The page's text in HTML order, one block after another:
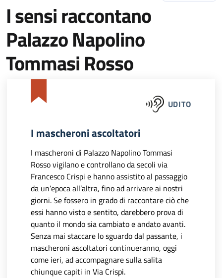
I sensi raccontano
Palazzo Napolino
Tommasi Rosso
UDITO
I mascheroni ascoltatori
I mascheroni di Palazzo Napolino Tommasi
Rosso vigilano e controllano da secoli via
Francesco Crispi e hanno assistito al passaggio
da un’epoca all’altra, fino ad arrivare ai nostri
giorni. Se fossero in grado di raccontare ciò che
essi hanno visto e sentito, darebbero prova di
quanto il mondo sia cambiato e andato avanti.
Senza mai staccare lo sguardo dal passante, i
mascheroni ascoltatori continueranno, oggi
come ieri, ad accompagnare sulla salita
chiunque capiti in Via Crispi.